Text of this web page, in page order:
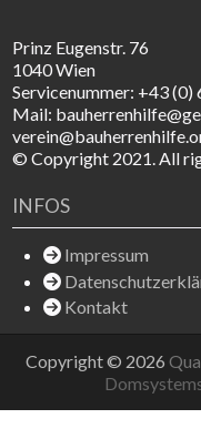
Prinz Eugenstr. 76
1040 Wien
Servicenummer: +43
Mail:
© Copyright 2021. All
INFOS
Impressum
Kontakt
Copyright © 2026